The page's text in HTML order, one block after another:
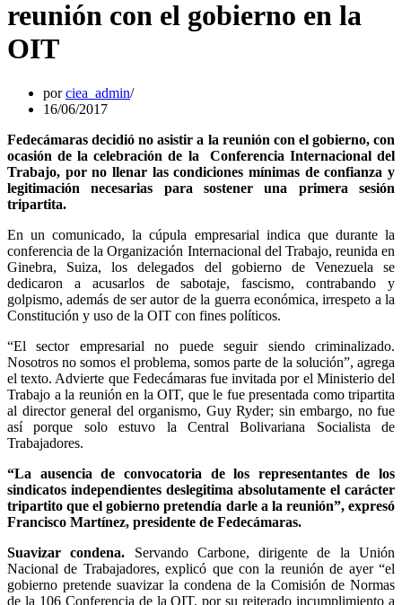
reunión con el gobierno en la
OIT
porciea_admin
16/06/2017
Fedecámaras decidió no asistir a la reunión con el gobierno, con
ocasión de la celebración de la Conferencia Internacional del
Trabajo, por no llenar las condiciones mínimas de confianza y
legitimación necesarias para sostener una primera sesión
tripartita.
En un comunicado, la cúpula empresarial indica que durante la
conferencia de la Organización Internacional del Trabajo, reunida en
Ginebra, Suiza, los delegados del gobierno de Venezuela se
dedicaron a acusarlos de sabotaje, fascismo, contrabando y
golpismo, además de ser autor de la guerra económica, irrespeto a la
Constitución y uso de la OIT con fines políticos.
“El sector empresarial no puede seguir siendo criminalizado.
Nosotros no somos el problema, somos parte de la solución”, agrega
el texto. Advierte que Fedecámaras fue invitada por el Ministerio del
Trabajo a la reunión en la OIT, que le fue presentada como tripartita
al director general del organismo, Guy Ryder; sin embargo, no fue
así porque solo estuvo la Central Bolivariana Socialista de
Trabajadores.
“La ausencia de convocatoria de los representantes de los
sindicatos independientes deslegitima absolutamente el carácter
tripartito que el gobierno pretendía darle a la reunión”, expresó
Francisco Martínez, presidente de Fedecámaras.
Suavizar condena. Servando Carbone, dirigente de la Unión
Nacional de Trabajadores, explicó que con la reunión de ayer “el
gobierno pretende suavizar la condena de la Comisión de Normas
de la 106 Conferencia de la OIT, por su reiterado incumplimiento a